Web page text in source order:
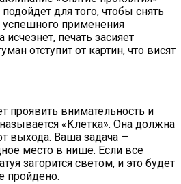
для того, чтобы снять
успешного применения
исчезнет, печать засияет
отступит от картин, что висят
проявить внимательность и
«Клетка». Она должна
выхода. Ваша задача —
место в нише. Если все
загорится светом, и это будет
пройдено.